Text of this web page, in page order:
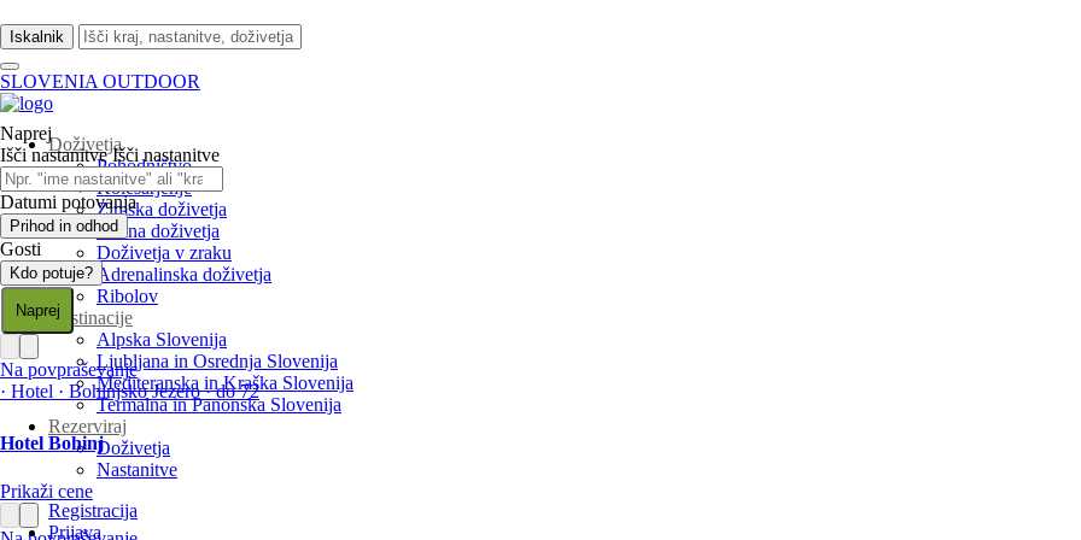
Iskalnik
SLOVENIA OUTDOOR
Doživetja
Pohodništvo
Kolesarjenje
Zimska doživetja
Vodna doživetja
Doživetja v zraku
Adrenalinska doživetja
Ribolov
Destinacije
Alpska Slovenija
Ljubljana in Osrednja Slovenija
Mediteranska in Kraška Slovenija
Termalna in Panonska Slovenija
Rezerviraj
Doživetja
Nastanitve
Registracija
Prijava
Naprej
Išči nastanitve Išči nastanitve
Datumi potovanja
Prihod in odhod
Gosti
Kdo potuje?
Naprej
Na povpraševanje
· Hotel · Bohinjsko Jezero·do 72
Hotel Bohinj
Prikaži cene